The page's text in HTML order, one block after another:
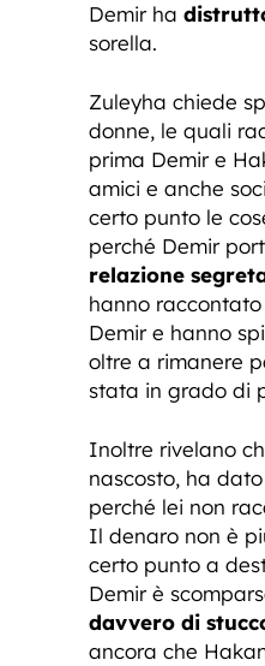
Demir ha
sorella.
Zuleyha chiede
donne, le quali
prima Demir e
amici e anche
certo punto le
perché Demir
relazione
hanno
Demir e hanno
oltre a rimanere
stata in grado di
Inoltre rivelano
nascosto, ha
perché lei non
Il denaro non è
certo punto a
Demir è
davvero di
ancora che